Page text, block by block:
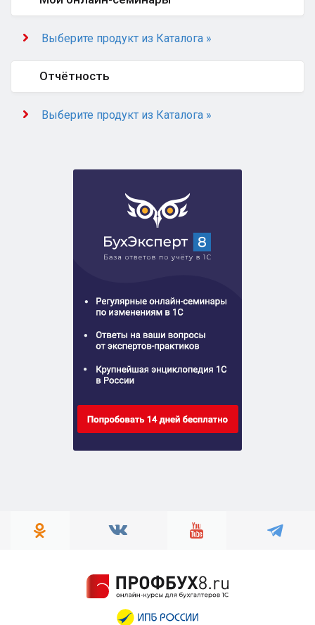
Выберите продукт из Каталога »
Отчётность
Выберите продукт из Каталога »